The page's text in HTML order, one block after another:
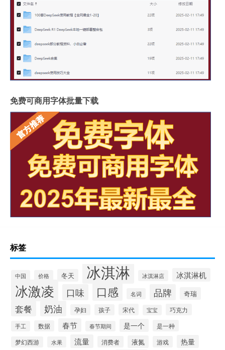
免费可商用字体批量下载
标签
中国 价格 冬天 冰淇淋 冰淇淋店 冰淇淋机
冰激凌 口味 口感 名词 品牌 奇瑞
套餐 奶油 孕妇 孩子 宋代 宝宝 巧克力
手工 数据 春节 春节期间 是一个 是一种
梦幻西游 水果 流量 消费者 液氮 游戏 热量